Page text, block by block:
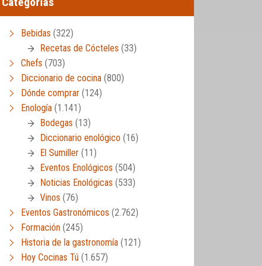
,Vídeos de cocina
Bebidas (322)
Recetas de Cócteles (33)
Chefs (703)
Diccionario de cocina (800)
Dónde comprar (124)
Enología (1.141)
Bodegas (13)
Diccionario enológico (16)
El Sumiller (11)
Eventos Enológicos (504)
Noticias Enológicas (533)
Vinos (76)
Eventos Gastronómicos (2.762)
Formación (245)
Historia de la gastronomía (121)
Hoy Cocinas Tú (1.657)